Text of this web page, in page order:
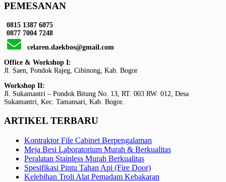
PEMESANAN
0815 1387 6075
0877 7004 7248
celaren.daekbos@gmail.com
Office & Workshop I:
Jl. Saen, Pondok Rajeg, Cibinong, Kab. Bogor
Workshop II:
Jl. Sukamantri – Pondok Bitung No. 13, RT. 003 RW. 012, Desa
Sukamantri, Kec. Tamansari, Kab. Bogor.
ARTIKEL TERBARU
Kontraktor File Cabinet Berpengalaman
Meja Besi Laboratorium Murah & Berkualitas
Peralatan Stainless Murah Berkualitas
Spesifikasi Pintu Tahan Api (Fire Door)
Kelebihan Troli Alat Pemadam Kebakaran